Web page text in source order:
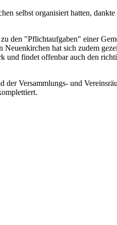
selbst organisiert hatten,
den "Pflichtaufgaben" einer
hat sich zudem
findet offenbar auch den
Versammlungs- und